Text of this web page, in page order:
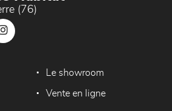
(76)
Le showroom
Vente en ligne